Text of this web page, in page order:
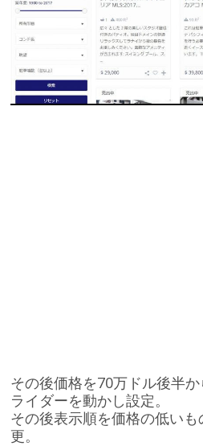
その後価格を70万ドル後半
ライダーを動かし設定。
その後表示順を価格の低い
更。